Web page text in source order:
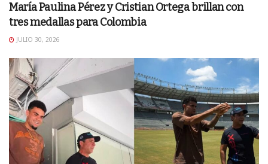
María Paulina Pérez y Cristian Ortega brillan con
tres medallas para Colombia
JULIO 30, 2026